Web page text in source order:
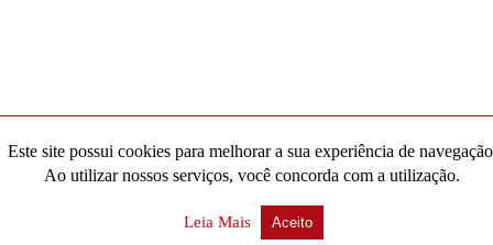
Este site possui cookies para melhorar a sua experiência de
Ao utilizar nossos serviços, você concorda com a utilização.
Leia Mais Aceito